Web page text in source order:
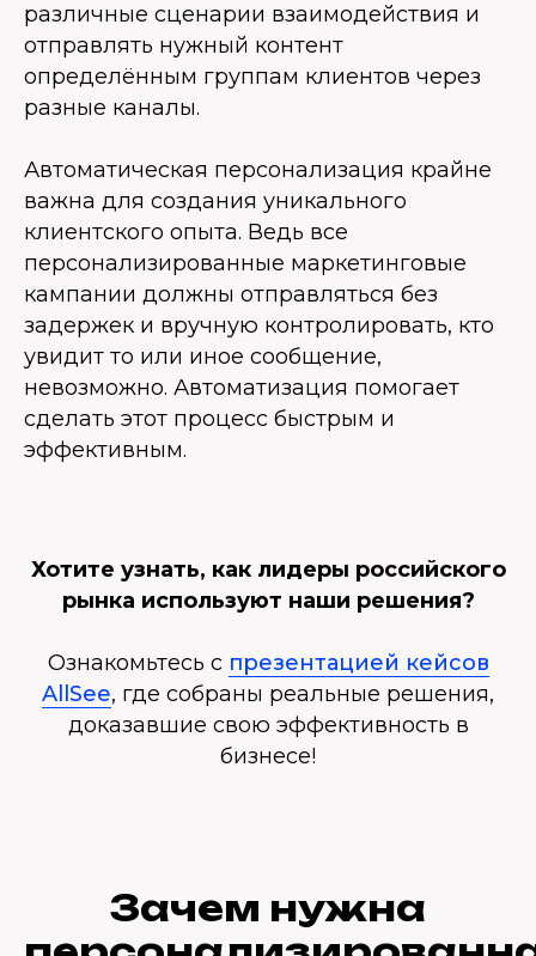
различные сценарии взаимодействия и
отправлять нужный контент
определённым группам клиентов через
разные каналы.
Автоматическая персонализация крайне
важна для создания уникального
клиентского опыта. Ведь все
персонализированные маркетинговые
кампании должны отправляться без
задержек и вручную контролировать, кто
увидит то или иное сообщение,
невозможно. Автоматизация помогает
сделать этот процесс быстрым и
эффективным.
Хотите узнать, как лидеры российского
рынка используют наши решения?
Ознакомьтесь с презентацией кейсов
AllSee, где собраны реальные решения,
доказавшие свою эффективность в
бизнесе!
Зачем нужна